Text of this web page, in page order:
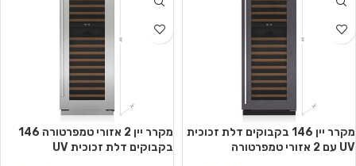
מקרר יין 146 בקבוקים דלת זכוכית
UV עם 2 אזורי טמפרטורה
מקרר יין 2 אזורי טמפרטורה 146
בקבוקים דלת זכוכית UV